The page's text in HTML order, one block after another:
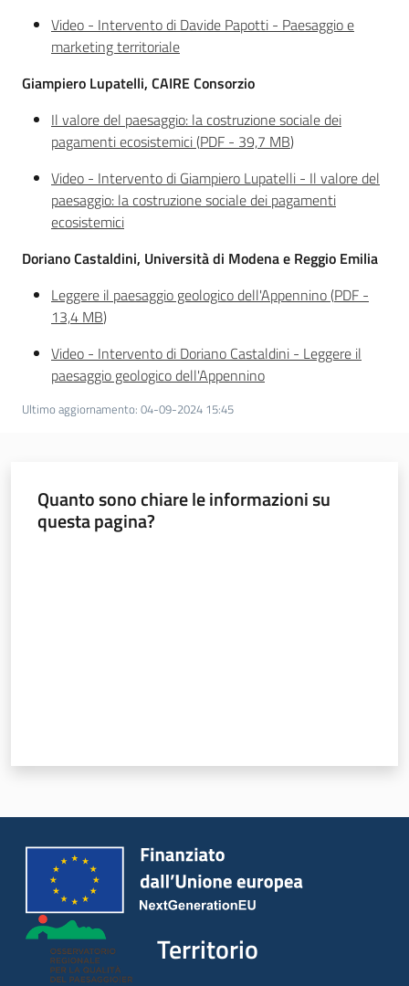
Video - Intervento di Davide Papotti - Paesaggio e
marketing territoriale
Giampiero Lupatelli, CAIRE Consorzio
Il valore del paesaggio: la costruzione sociale dei
pagamenti ecosistemici(PDF - 39,7 MB)
Video - Intervento di Giampiero Lupatelli - Il valore del
paesaggio: la costruzione sociale dei pagamenti
ecosistemici
Doriano Castaldini, Università di Modena e Reggio Emilia
Leggere il paesaggio geologico dell'Appennino(PDF -
13,4 MB)
Video - Intervento di Doriano Castaldini - Leggere il
paesaggio geologico dell'Appennino
Ultimo aggiornamento: 04-09-2024 15:45
Quanto sono chiare le informazioni su
questa pagina?
Territorio